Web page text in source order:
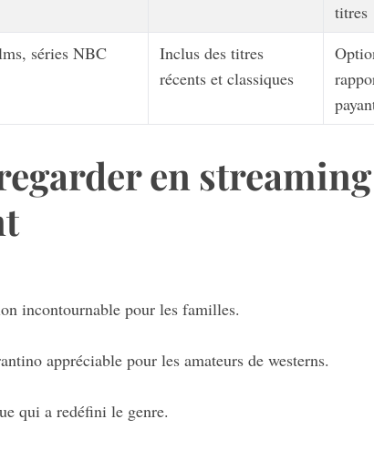
titres
séries NBC
Inclus des titres
récents et classiques
en streaming
incontournable pour les familles.
appréciable pour les amateurs de westerns.
qui a redéfini le genre.